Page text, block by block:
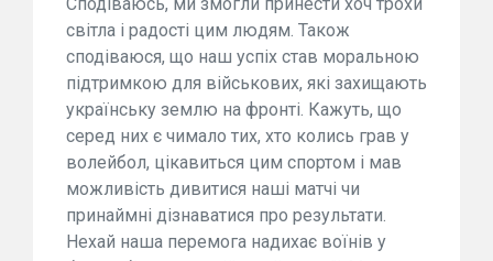
світла і радості цим людям. Також
сподіваюся, що наш успіх став моральною
підтримкою для військових, які захищають
українську землю на фронті. Кажуть, що
серед них є чимало тих, хто колись грав у
волейбол, цікавиться цим спортом і мав
можливість дивитися наші матчі чи
принаймні дізнаватися про результати.
Нехай наша перемога надихає воїнів у